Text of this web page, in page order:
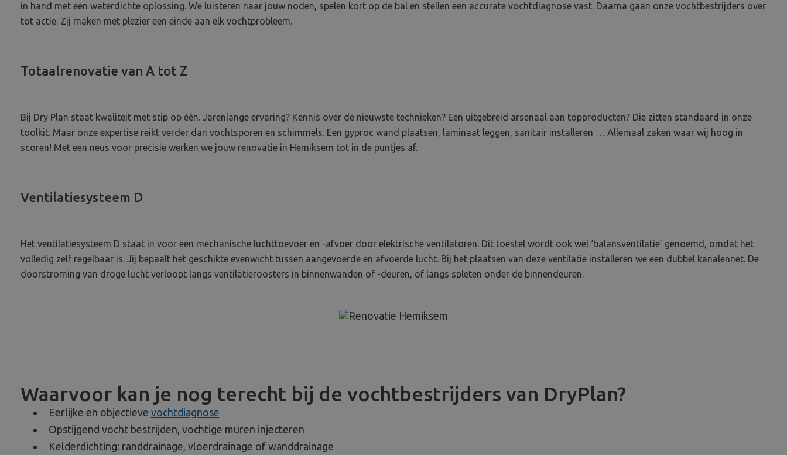
in hand met een waterdichte oplossing. We luisteren naar jouw noden, spelen kort op de bal en stellen een accurate vochtdiagnose vast. Daarna gaan onze vochtbestrijders over
tot actie. Zij maken met plezier een einde aan elk vochtprobleem.
Totaalrenovatie van A tot Z
Bij Dry Plan staat kwaliteit met stip op één. Jarenlange ervaring? Kennis over de nieuwste technieken? Een uitgebreid arsenaal aan topproducten? Die zitten standaard in onze
toolkit. Maar onze expertise reikt verder dan vochtsporen en schimmels. Een gyproc wand plaatsen, laminaat leggen, sanitair installeren … Allemaal zaken waar wij hoog in
scoren! Met een neus voor precisie werken we jouw renovatie in Hemiksem tot in de puntjes af.
Ventilatiesysteem D
Het ventilatiesysteem D staat in voor een mechanische luchttoevoer en -afvoer door elektrische ventilatoren. Dit toestel wordt ook wel ‘balansventilatie’ genoemd, omdat het
volledig zelf regelbaar is. Jij bepaalt het geschikte evenwicht tussen aangevoerde en afvoerde lucht. Bij het plaatsen van deze ventilatie installeren we een dubbel kanalennet. De
doorstroming van droge lucht verloopt langs ventilatieroosters in binnenwanden of -deuren, of langs spleten onder de binnendeuren.
Waarvoor kan je nog terecht bij de vochtbestrijders van DryPlan?
Eerlijke en objectieve vochtdiagnose
Opstijgend vocht bestrijden, vochtige muren injecteren
Kelderdichting: randdrainage, vloerdrainage of wanddrainage